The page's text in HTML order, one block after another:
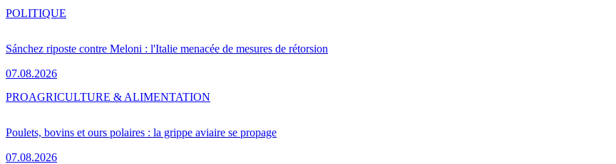
Sánchez riposte contre Meloni : l'Italie menacée de mesures de rétorsion
07.08.2026
POLITIQUE
Poulets, bovins et ours polaires : la grippe aviaire se propage
07.08.2026
PROAGRICULTURE & ALIMENTATION